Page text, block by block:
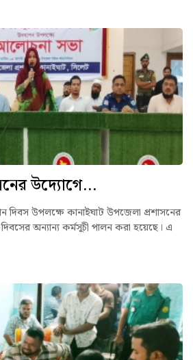
উদ্যোগে...
উপলক্ষে কানাইঘাট উপজেলা প্রশাসনের
অন্যান্য কর্মসূচী পালন করা হয়েছে। এ